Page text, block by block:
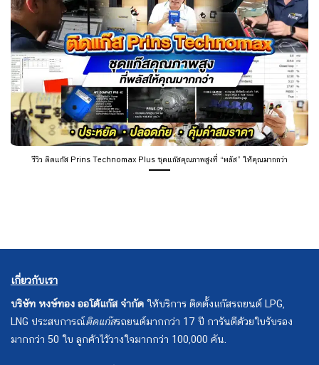
รีวิว ติดแก๊ส Prins Technomax Plus ชุดแก๊สคุณภาพสูงที่ “พลัส” ให้คุณมากกว่า
เกี่ยวกับเรา
บริษัท หงษ์ทอง ออโต้แก๊ส จำกัด ให้บริการ ติดตั้งแก๊สรถยนต์ LPG,
LNG ประสบการณ์ติดแก๊สรถยนต์มากกว่า 17 ปี การันตีด้วยใบรับรอง
มากกว่า 50 ใบ ลูกค้าไว้วางใจมากกว่า 100,000 คัน.